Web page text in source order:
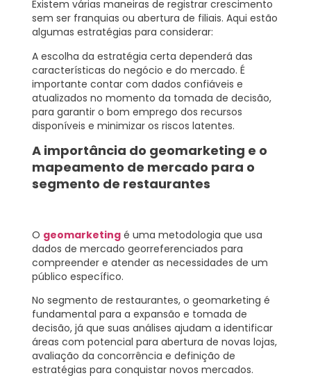
Existem várias maneiras de registrar crescimento
sem ser franquias ou abertura de filiais. Aqui estão
algumas estratégias para considerar:
A escolha da estratégia certa dependerá das
características do negócio e do mercado. É
importante contar com dados confiáveis e
atualizados no momento da tomada de decisão,
para garantir o bom emprego dos recursos
disponíveis e minimizar os riscos latentes.
A importância do geomarketing e o
mapeamento de mercado para o
segmento de restaurantes
O geomarketingé uma metodologia que usa
dados de mercado georreferenciados para
compreender e atender as necessidades de um
público específico.
No segmento de restaurantes, o geomarketing é
fundamental para a expansão e tomada de
decisão, já que suas análises ajudam a identificar
áreas com potencial para abertura de novas lojas,
avaliação da concorrência e definição de
estratégias para conquistar novos mercados.